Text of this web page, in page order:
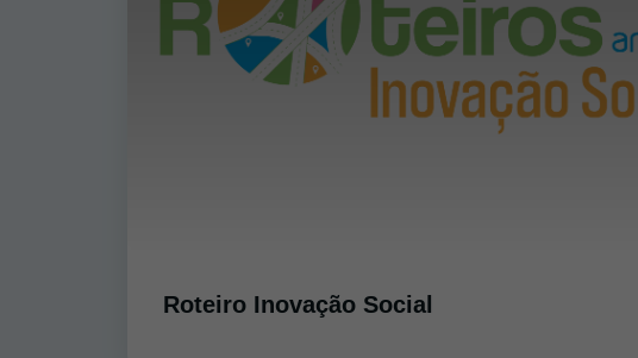
Roteiro Inovação Social